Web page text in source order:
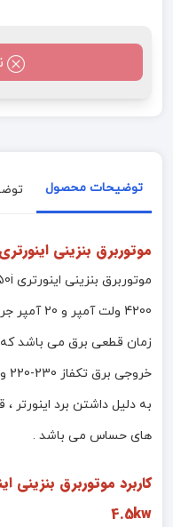
توضیحات محصول
موتوربرق بنزینی اینورتری H5250i هواسدان 4.5kw
4200 ولت
زمان قطعی برق می باشد که
به دلیل داشتن برد اینورتر
های حساس می باشد .
کاربرد
4.5kw